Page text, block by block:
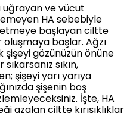
ve vücut
HA sebebiyle
başlayan ciltte
oluşmaya başlar. Ağzı
şişeyi gözünüzün önüne
sıkın,
şişeyi yarı yarıya
şişenin boş
İşte, HA
azalan ciltte kırışıklıklar